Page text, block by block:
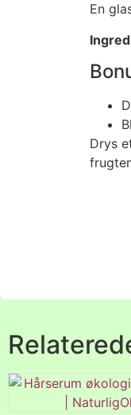
En
Drys